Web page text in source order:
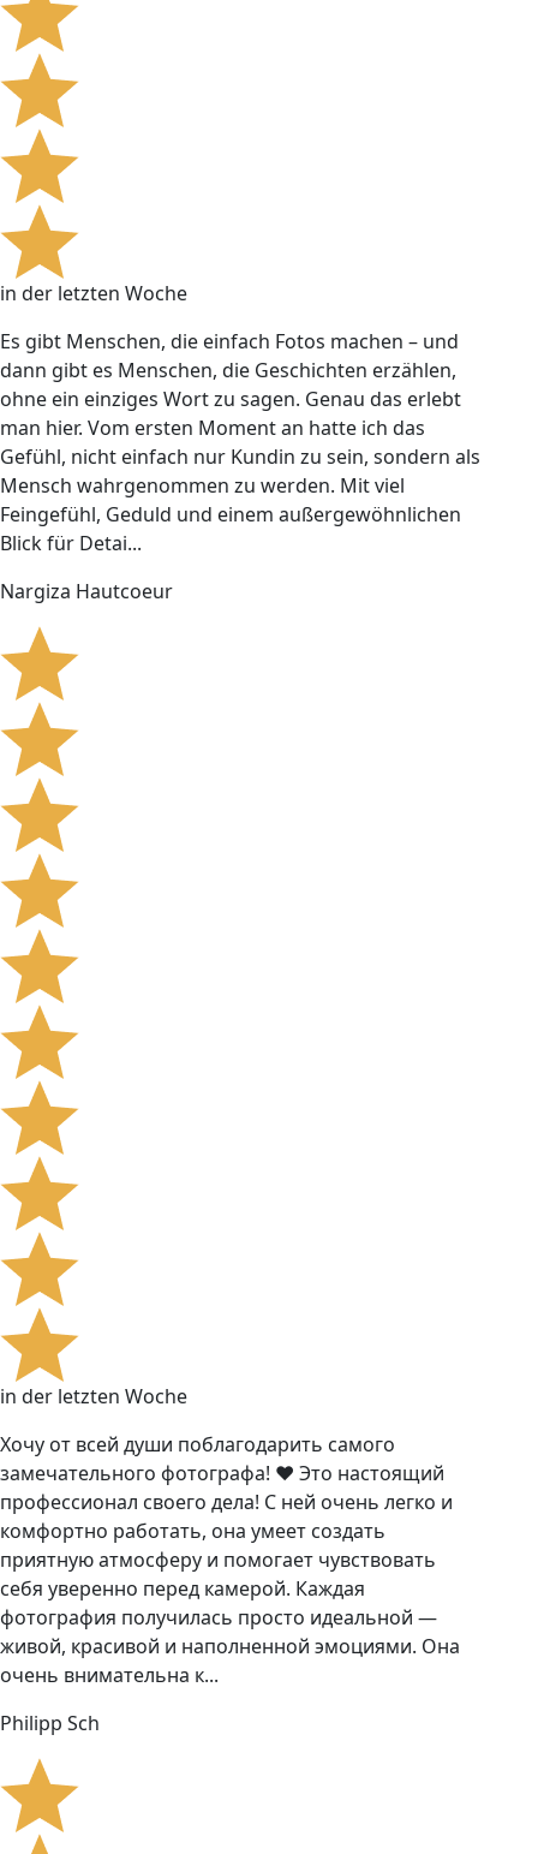
in der letzten Woche
Es gibt Menschen, die einfach Fotos machen – und
dann gibt es Menschen, die Geschichten erzählen,
ohne ein einziges Wort zu sagen. Genau das erlebt
man hier. Vom ersten Moment an hatte ich das
Gefühl, nicht einfach nur Kundin zu sein, sondern als
Mensch wahrgenommen zu werden. Mit viel
Feingefühl, Geduld und einem außergewöhnlichen
Blick für Detai...
Nargiza Hautcoeur
in der letzten Woche
Хочу от всей души поблагодарить самого
замечательного фотографа! ❤️ Это настоящий
профессионал своего дела! С ней очень легко и
комфортно работать, она умеет создать
приятную атмосферу и помогает чувствовать
себя уверенно перед камерой. Каждая
фотография получилась просто идеальной —
живой, красивой и наполненной эмоциями. Она
очень внимательна к...
Philipp Sch